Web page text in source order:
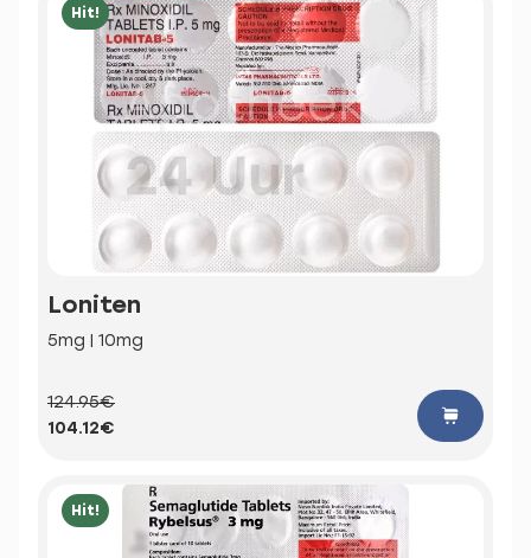
Hit!
Loniten
5mg | 10mg
124.95€
104.12€
Hit!